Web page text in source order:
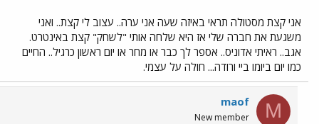
ך
אני קצת מסטולה תראי באיזה שעה אני ערה.. עצוב לי קצת.. ואני
משגעת את חברה שלי אז היא שלחה אותי "לשחק" קצת באינטרט.
אגב.. ראיתי אדוניס.. אספר לך כבר או מחר או יום ראשון כרגיל.. החיים
כמו יום ביומו ביי ורודה... חולה על עצמי.
M
maof
New member